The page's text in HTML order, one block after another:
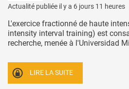
Actualité publiée il y a 6 jours 11 heures
L'exercice fractionné de haute
intensity interval training) est
recherche, menée à l'Universidad
LIRE LA SUITE